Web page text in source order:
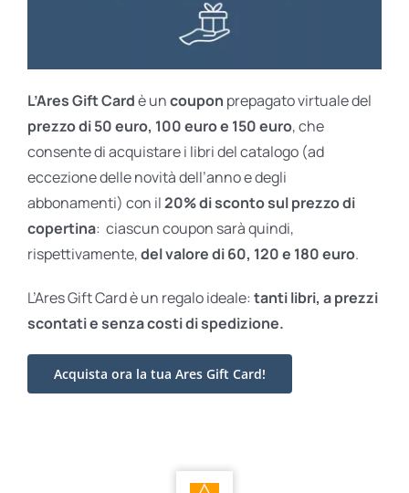
L’Ares Gift Cardè uncoupon prepagato virtuale del
prezzo di 50 euro, 100 euro e 150 euro, che
consente di acquistare i libri del catalogo (ad
eccezione delle novità dell’anno e degli
abbonamenti) con il20% di sconto sul prezzo di
copertina: ciascun coupon sarà quindi,
rispettivamente,del valore di 60, 120 e 180 euro.
L’Ares Gift Card è un regalo ideale: tanti libri, a prezzi
scontati esenza costi di spedizione.
Acquista ora la tua Ares Gift Card!